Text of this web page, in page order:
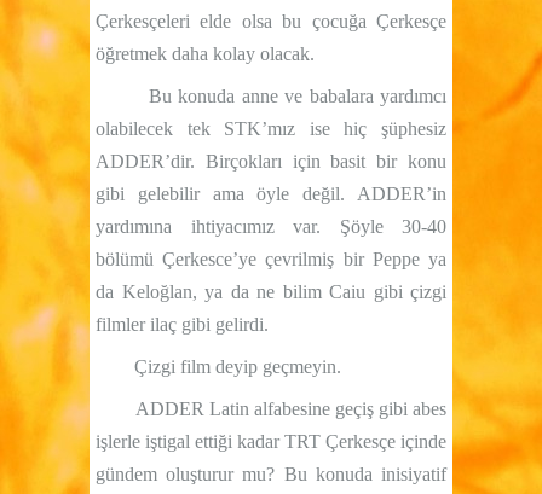
Çerkesçeleri elde olsa bu çocuğa Çerkesçe
öğretmek daha kolay olacak.
Bu konuda anne ve babalara yardımcı
olabilecek tek STK’mız ise hiç şüphesiz
ADDER’dir. Birçokları için basit bir konu
gibi gelebilir ama öyle değil. ADDER’in
yardımına ihtiyacımız var. Şöyle 30-40
bölümü Çerkesce’ye çevrilmiş bir Peppe ya
da Keloğlan, ya da ne bilim Caiu gibi çizgi
filmler ilaç gibi gelirdi.
Çizgi film deyip geçmeyin.
ADDER Latin alfabesine geçiş gibi abes
işlerle iştigal ettiği kadar TRT Çerkesçe içinde
gündem oluşturur mu? Bu konuda inisiyatif